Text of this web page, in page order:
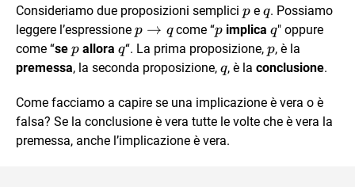
Consideriamo due proposizioni semplici p
p e q
q. Possiamo
leggere l’espressione p
\rightarrow
q
p → qcome “p
p implica q
q" oppure
come “se p
p allora q
q“. La prima proposizione, p
p, è la
premessa, la seconda proposizione, q
q, è la conclusione.
Come facciamo a capire se una implicazione è vera o è
falsa? Se la conclusione è vera tutte le volte che è vera la
premessa, anche l’implicazione è vera.